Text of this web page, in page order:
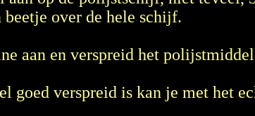
beetje over de hele schijf.
aan en verspreid het
goed verspreid is kan je met het